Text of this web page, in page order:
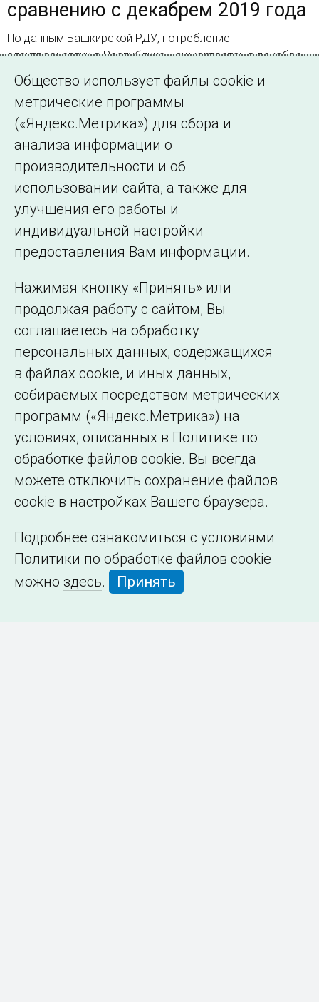
сравнению с декабрем 2019 года
По данным Башкирской РДУ, потребление
электроэнергии в Республике Башкортостан в декабре
2020 года составило 2516,3 млн кВт·ч, что на 3,8 %
меньше, чем в декабре 2019 года
Страница 16 из 16.
Назад 1 … 14 15 16
©2005–2026 АО «СО ЕЭС»
Филиалы и
представительства
Сведения об
образовательной
организации
Общество использует файлы cookie и
метрические программы
(«Яндекс.Метрика») для сбора и
анализа информации о
производительности и об
использовании сайта, а также для
улучшения его работы и
индивидуальной настройки
предоставления Вам информации.
Нажимая кнопку «Принять» или
продолжая работу с сайтом, Вы
соглашаетесь на обработку
персональных данных, содержащихся
в файлах cookie, и иных данных,
собираемых посредством метрических
программ («Яндекс.Метрика») на
условиях, описанных в Политике по
обработке файлов cookie. Вы всегда
можете отключить сохранение файлов
cookie в настройках Вашего браузера.
Подробнее ознакомиться с условиями
Политики по обработке файлов cookie
можно здесь. Принять